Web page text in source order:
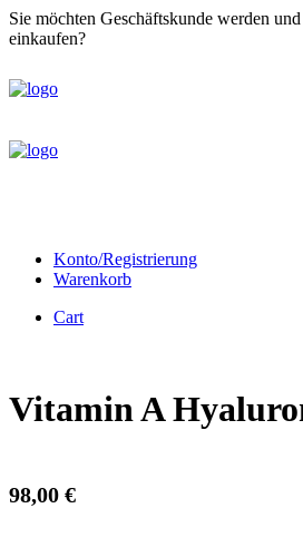
Sie möchten Geschäftskunde werden
einkaufen?
Konto/Registrierung
Warenkorb
Cart
Vitamin A
98,00 €